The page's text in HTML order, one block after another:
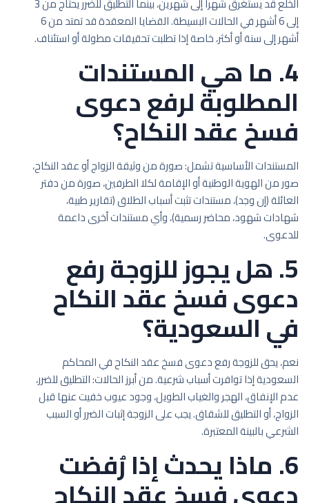
الخلع قد يستغرق شهراً إلى شهرين، بينما التطليق للضرر يحتاج من 3
إلى 6 أشهر في الحالات البسيطة. القضايا المعقدة قد تمتد من 6
أشهر إلى سنة أو أكثر، خاصة إذا تطلبت تحقيقات مطولة أو استئناف.
4. ما هي المستندات
المطلوبة لرفع دعوى
فسخ عقد النكاح؟
المستندات الأساسية تشمل: صورة من وثيقة الزواج أو عقد النكاح،
صور من الهوية الوطنية أو الإقامة لكلا الطرفين، صورة من دفتر
العائلة (إن وجد)، مستندات تثبت أسباب الطلاق (تقارير طبية،
شهادات شهود، محاضر رسمية)، وأي مستندات أخرى داعمة
للدعوى.
5. هل يجوز للزوجة رفع
دعوى فسخ عقد النكاح
في السعودية؟
نعم، يحق للزوجة رفع دعوى فسخ عقد النكاح في المحاكم
السعودية إذا توافرت أسباب شرعية. من أبرز الحالات: التطليق للضرر،
عدم الإنفاق، الهجر والغياب الطويل، وجود عيوب خفيت عنها قبل
الزواج، أو التطليق للشقاق. يجب على الزوجة إثبات الضرر أو السبب
الشرعي بالبينة المعتبرة.
6. ماذا يحدث إذا رُفضت